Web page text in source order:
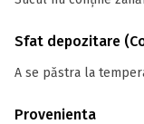
Sfat depozitare
A se păstra la
Provenienta